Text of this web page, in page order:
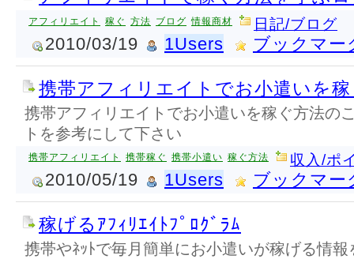
アフィリエイト 稼ぐ 方法 ブログ 情報商材 日記/ブログ
2010/03/19 1Users ブックマー
携帯アフィリエイトでお小遣いを
携帯アフィリエイトでお小遣いを稼ぐ方法の
トを参考にして下さい
携帯アフィリエイト 携帯稼ぐ 携帯小遣い 稼ぐ方法 収入/ポ
2010/05/19 1Users ブックマー
稼げるｱﾌｨﾘｴｲﾄﾌﾟﾛｸﾞﾗﾑ
携帯やﾈｯﾄで毎月簡単にお小遣いが稼げる情報